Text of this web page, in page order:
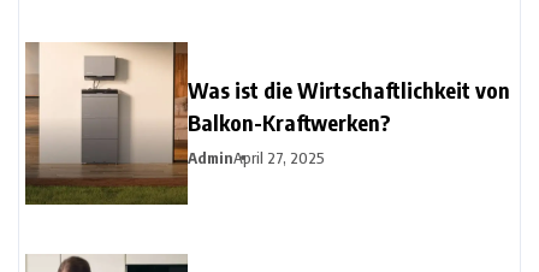
Was ist die Wirtschaftlichkeit von
Balkon-Kraftwerken?
AdminApril 27, 2025